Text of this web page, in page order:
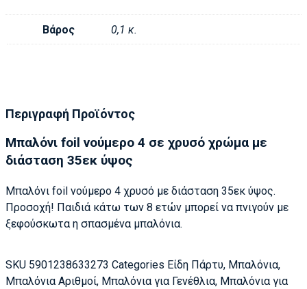
Βάρος 0,1 κ.
Περιγραφή Προϊόντος
Μπαλόνι foil νούμερο 4 σε χρυσό χρώμα με
διάσταση 35εκ ύψος
Μπαλόνι foil νούμερο 4 χρυσό με διάσταση 35εκ ύψος.
Προσοχή! Παιδιά κάτω των 8 ετών μπορεί να πνιγούν με
ξεφούσκωτα η σπασμένα μπαλόνια.
SKU 5901238633273 Categories Είδη Πάρτυ, Μπαλόνια,
Μπαλόνια Αριθμοί, Μπαλόνια για Γενέθλια, Μπαλόνια για